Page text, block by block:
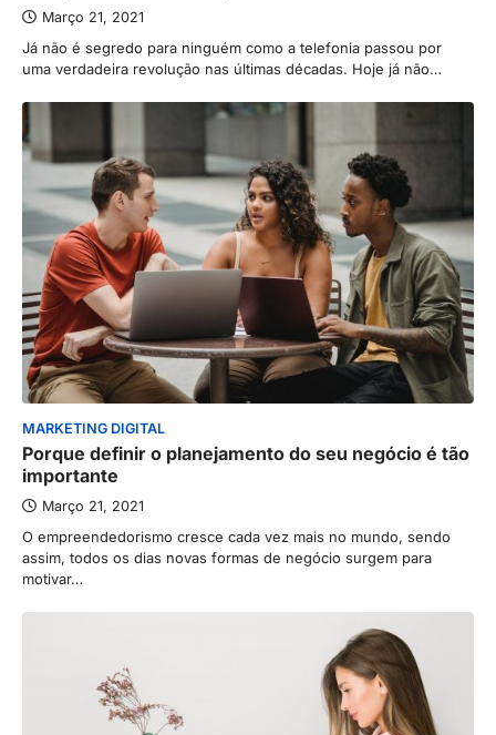
Março 21, 2021
Já não é segredo para ninguém como a telefonia passou por
uma verdadeira revolução nas últimas décadas. Hoje já não…
MARKETING DIGITAL
Porque definir o planejamento do seu negócio é tão
importante
Março 21, 2021
O empreendedorismo cresce cada vez mais no mundo, sendo
assim, todos os dias novas formas de negócio surgem para
motivar…